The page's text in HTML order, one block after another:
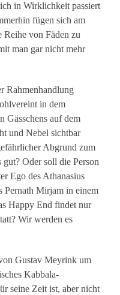
in Wirklichkeit passiert
fügen sich am
Reihe von Fäden zu
man gar nicht mehr
Rahmenhandlung
in dem
Gässchens auf dem
und Nebel sichtbar
Abgrund zum
Oder soll die Person
Ego des Athanasius
Pernath Mirjam in einem
Happy End findet nur
Wir werden es
Gustav Meyrink um
Kabbala-
seine Zeit ist, aber nicht